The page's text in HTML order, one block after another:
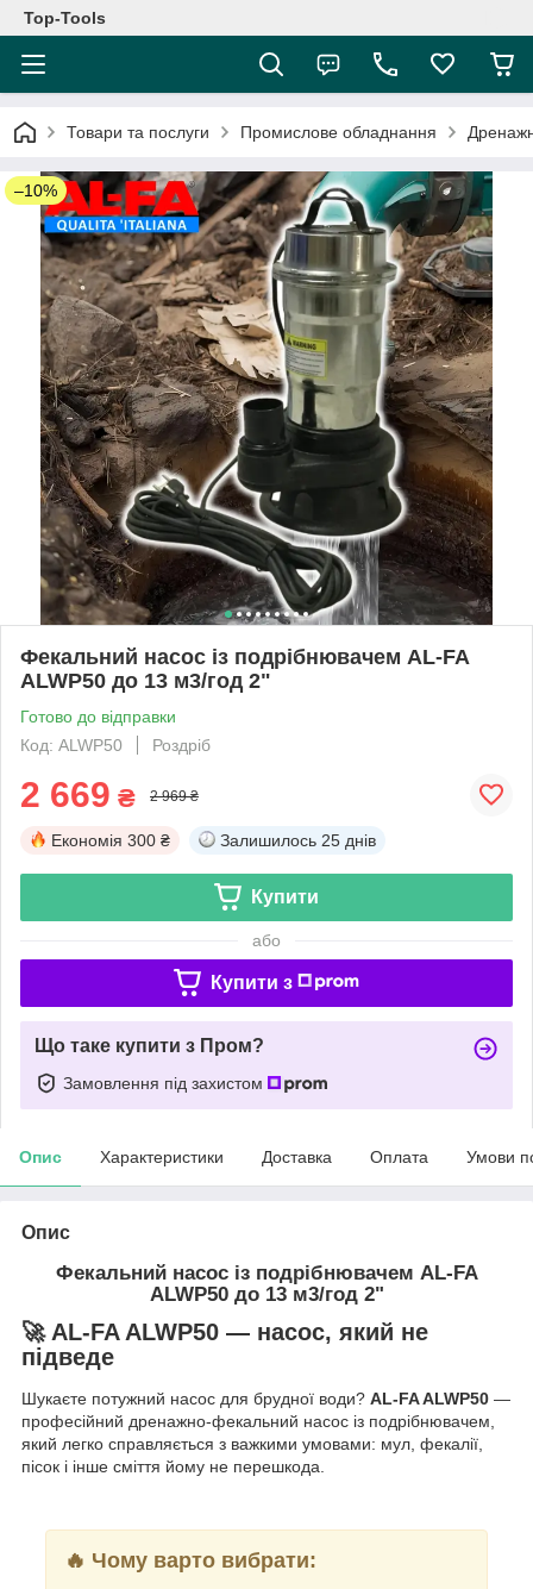
Top-Tools
Товари та послуги Промислове обладнання
–10%
Фекальний насос із подрібнювачем AL-FA
ALWP50 до 13 м3/год 2"
Готово до відправки
Код: ALWP50
Роздріб
2 669 ₴ 2 969 ₴
Економія 300 ₴ Залишилось 25 днів
Купити
або
Купити з
Що таке купити з Пром?
Замовлення під захистом
Опис Характеристики Доставка Оплата Умови
Опис
Фекальний насос із подрібнювачем AL-FA
ALWP50 до 13 м3/год 2"
🚀 AL-FA ALWP50 — насос, який не
підведе
Шукаєте потужний насос для брудної води? AL-FA ALWP50 —
професійний дренажно-фекальний насос із подрібнювачем,
який легко справляється з важкими умовами: мул, фекалії,
пісок і інше сміття йому не перешкода.
🔥 Чому варто вибрати: